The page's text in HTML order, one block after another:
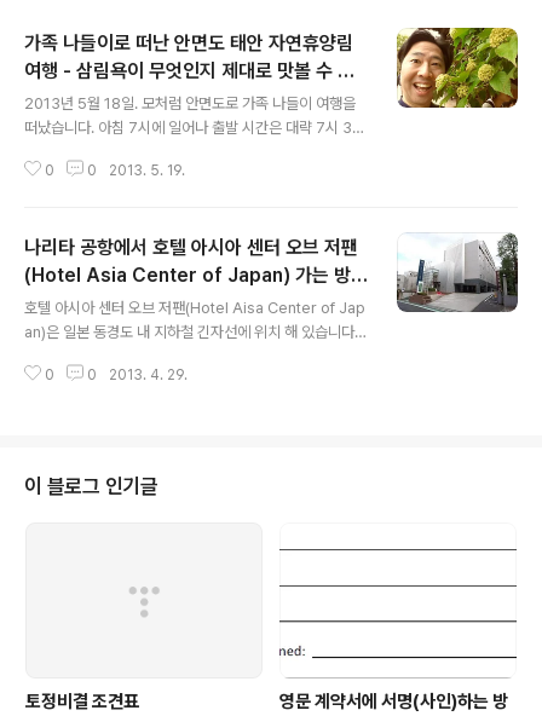
가족 나들이로 떠난 안면도 태안 자연휴양림
여행 - 삼림욕이 무엇인지 제대로 맛볼 수 있
는 싱그러운 곳
2013년 5월 18일. 모처럼 안면도로 가족 나들이 여행을
떠났습니다. 아침 7시에 일어나 출발 시간은 대략 7시 30
서울(강북)에서 안면도까지 걸린 시간은 대략 2시간정도
특히 풀냄새, 꽃냄새가 코안을 파고들며 휴양림에서의 삼
림욕을 체험한다는 그 느낌이 스스로 들었습니다. 가족끼
리 간만에 여행을 떠나니 왠지 충전도 되는 것 같고 느낌이
좋았습니다. 아래 나무 너무 이뻐서 사진을 찍었는데… 어
떻게 자연의 색깔이 저리도 이쁠 수 있을 까… 하는 생각이
들었습니다. 아래 박대기 나무 앞에서 두 어린이… 장난도
0 0 2013. 5. 19.
나리타 공항에서 호텔 아시아 센터 오브 저팬
(Hotel Asia Center of Japan) 가는 방법
- 스카이 라이너 타고 긴자 선 타고 아오야마
핫초메에서 내리면 되
호텔 아시아 센터 오브 저팬(Hotel Aisa Center of Jap
an)은 일본 동경도 내 지하철 긴자선에 위치 해 있습니다.
하다는 것이고, 조식이 무료로 제공된다는 것입니다. 참고
또한 있습니다. 구글맵에서 검색을 해보면 나리타공항에서
아카사카에 위치한 호텔까지 이동하는데 대략 1시간 30분
라이너를 이용하여 이동하시면되는데, 공항 내의 이정표를
보다 먼저 만들어져서 생..
0 0 2013. 4. 29.
이 블로그 인기글
토정비결 조견표
영문 계약서에 서명(사인)하는 방